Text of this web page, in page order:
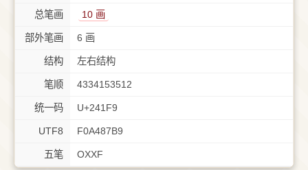
总笔画 10 画
部外笔画 6 画
结构 左右结构
笔顺 4334153512
统一码 U+241F9
UTF8 F0A487B9
五笔 OXXF